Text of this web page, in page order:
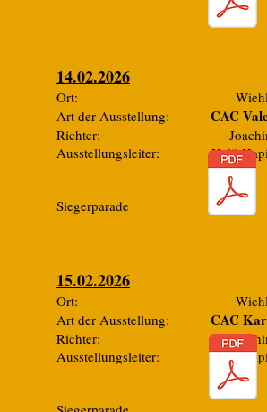
14.02.2026
Ort: Wiehl
Art der Ausstellung: CAC
Richter: Joachim
Ausstellungsleiter: Halil
Siegerparade
15.02.2026
Ort: Wiehl
Art der Ausstellung: CAC
Richter: Joachim
Ausstellungsleiter: Halil